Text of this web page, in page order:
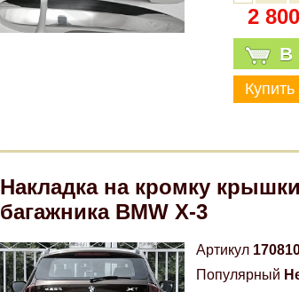
2
В
Накладка на кромку крышки
багажника BMW X-3
Артикул
Популярный